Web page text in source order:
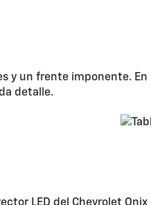
un frente imponente. En
detalle.